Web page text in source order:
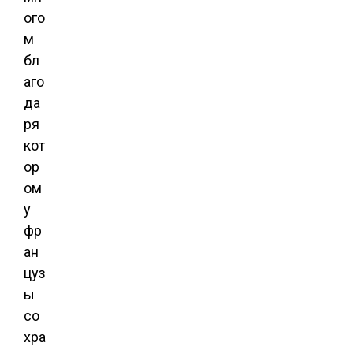
ого
м
бл
аго
да
ря
кот
ор
ом
у
фр
ан
цуз
ы
со
хра